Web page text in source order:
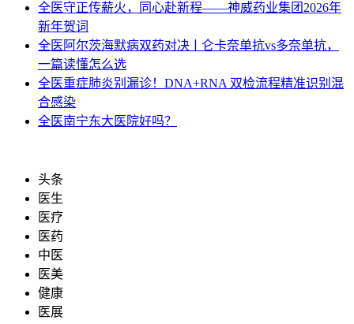
全医守正传薪火，同心赴新程——神威药业集团2026年
新年贺词
全医 阿尔茨海默病双药对决ￜ仑卡奈单抗vs多奈单抗，
一篇读懂怎么选
全医重症肺炎别漏诊！DNA+RNA 双检流程精准识别混
合感染
全医南宁东大医院好吗？
头条
医生
医疗
医药
中医
医美
健康
医展